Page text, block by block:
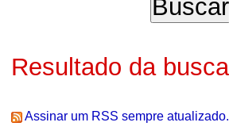
Resultado da busca
Assinar um RSS sempre atualizado.